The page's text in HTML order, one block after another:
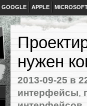
GOOGLE APPLE
нужен
2013-09-25 в
интерфейсы,